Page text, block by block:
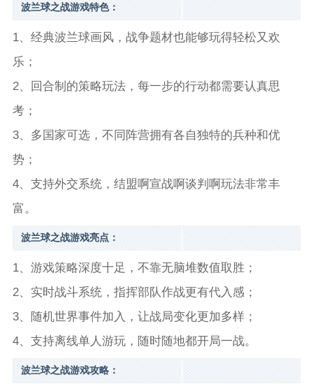
波兰球之战游戏特色：
1、经典波兰球画风，战争题材也能够玩得轻松又欢
乐；
2、回合制的策略玩法，每一步的行动都需要认真思
考；
3、多国家可选，不同阵营拥有各自独特的兵种和优
势；
4、支持外交系统，结盟啊宣战啊谈判啊玩法非常丰
富。
波兰球之战游戏亮点：
1、游戏策略深度十足，不靠无脑堆数值取胜；
2、实时战斗系统，指挥部队作战更有代入感；
3、随机世界事件加入，让战局变化更加多样；
4、支持离线单人游玩，随时随地都开局一战。
波兰球之战游戏攻略：